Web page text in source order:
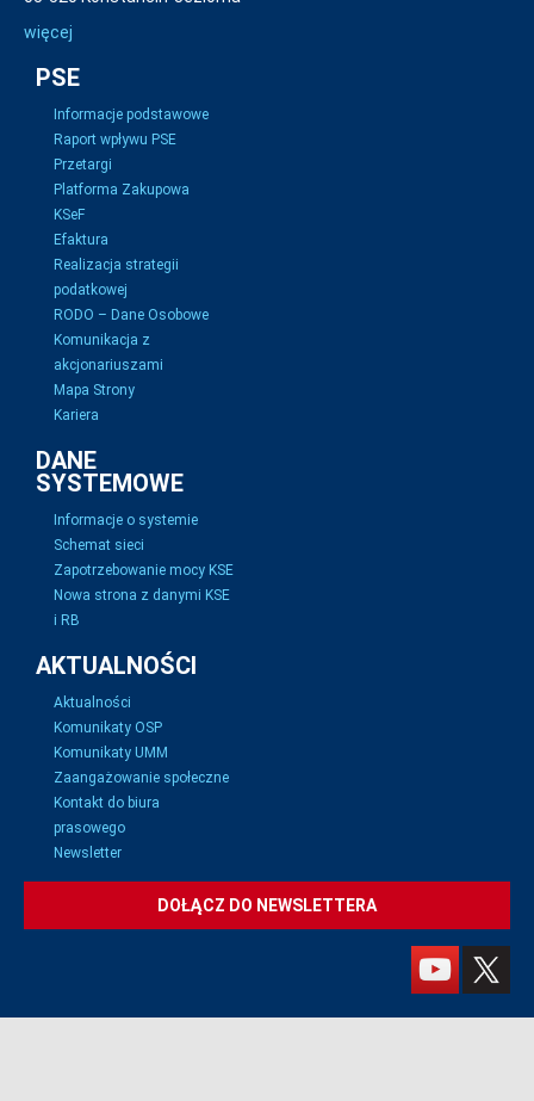
więcej
PSE
Informacje podstawowe
Raport wpływu PSE
Przetargi
Platforma Zakupowa
KSeF
Efaktura
Realizacja strategii
podatkowej
RODO – Dane Osobowe
Komunikacja z
akcjonariuszami
Mapa Strony
Kariera
DANE
SYSTEMOWE
Informacje o systemie
Schemat sieci
Zapotrzebowanie mocy KSE
Nowa strona z danymi KSE
i RB
AKTUALNOŚCI
Aktualności
Komunikaty OSP
Komunikaty UMM
Zaangażowanie społeczne
Kontakt do biura
prasowego
Newsletter
DOŁĄCZ DO NEWSLETTERA